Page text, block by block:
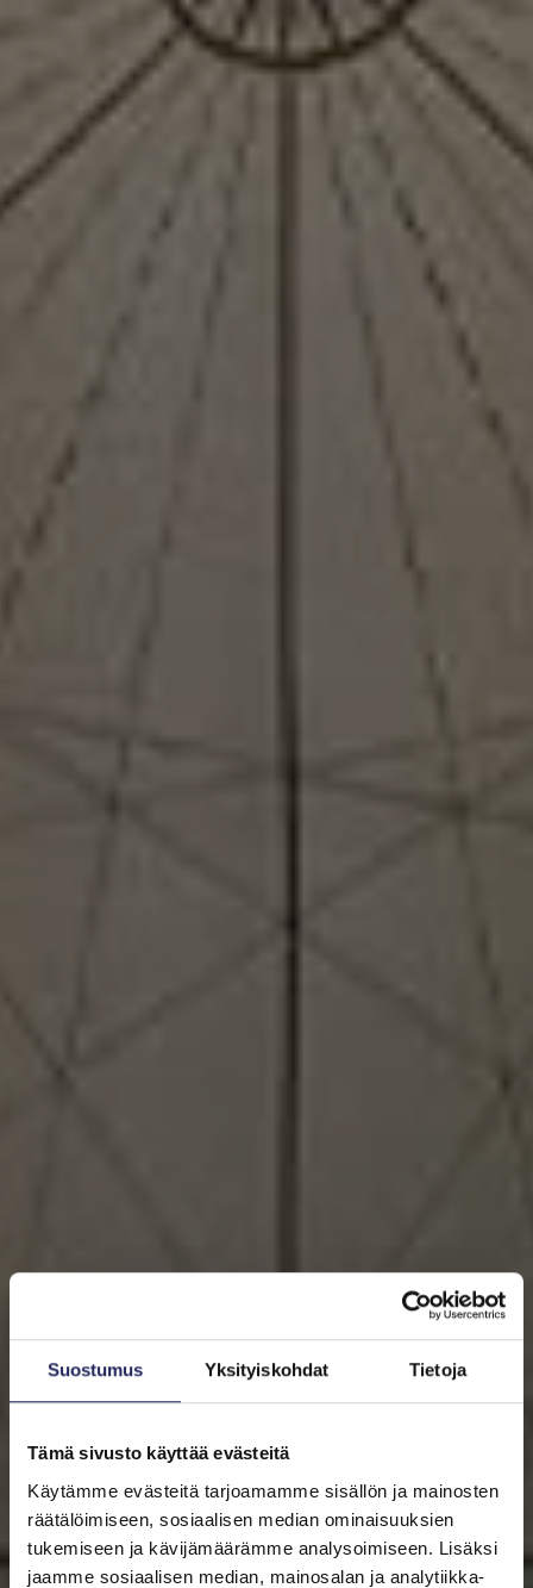
Suostumus Yksityiskohdat Tietoja
Tämä sivusto käyttää evästeitä
Käytämme evästeitä tarjoamamme sisällön ja mainosten
räätälöimiseen, sosiaalisen median ominaisuuksien
tukemiseen ja kävijämäärämme analysoimiseen. Lisäksi
jaamme sosiaalisen median, mainosalan ja analytiikka-